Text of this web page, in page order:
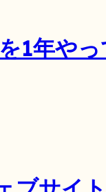
1年や